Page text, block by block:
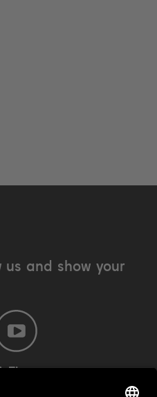
us and show your